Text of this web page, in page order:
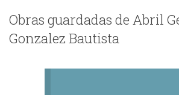
Obras guardadas de Abril
Gonzalez Bautista